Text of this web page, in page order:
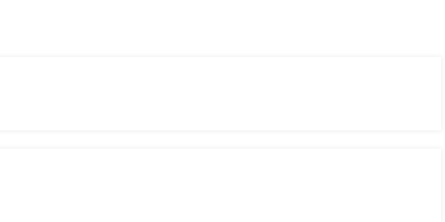
sans complications.
du marché.
des plateformes et des dApps.